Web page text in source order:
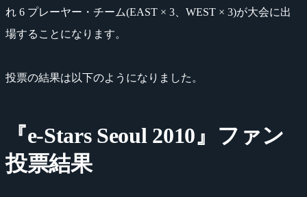
れ 6 プレーヤー・チーム(EAST × 3、WEST × 3)が大会に出
場することになります。
投票の結果は以下のようになりました。
『e-Stars Seoul 2010』ファン
投票結果